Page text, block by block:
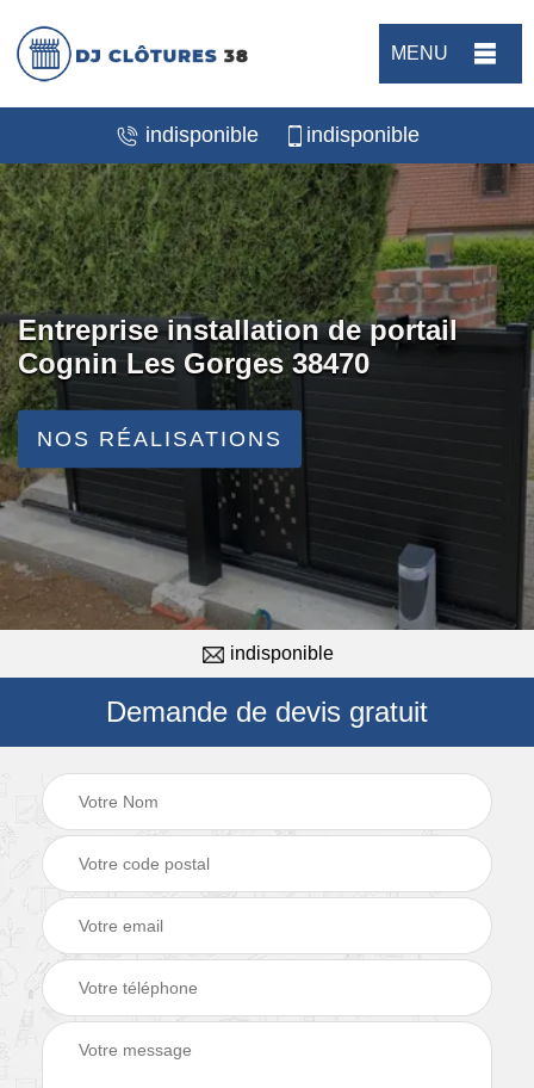
MENU
indisponible indisponible
Entreprise installation de portail
Cognin Les Gorges 38470
NOS RÉALISATIONS
indisponible
Demande de devis gratuit